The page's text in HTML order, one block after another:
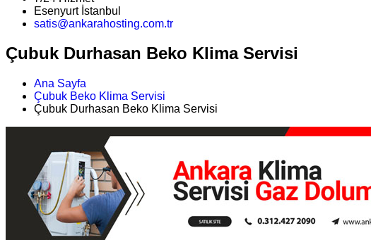
Esenyurt İstanbul
satis@ankarahosting.com.tr
Çubuk Durhasan Beko Klima Servisi
Ana Sayfa
Çubuk Beko Klima Servisi
Çubuk Durhasan Beko Klima Servisi